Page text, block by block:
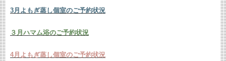
3月よもぎ蒸し個室のご予約状況
３月ハマム浴のご予約状況
4月よもぎ蒸し個室のご予約状況